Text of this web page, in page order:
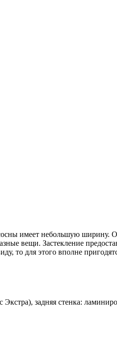
имеет небольшую ширину.
вещи. Застекление
то для этого вполне
задняя стенка: